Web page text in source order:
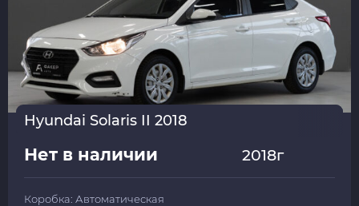
Hyundai Solaris II 2018
Нет в наличии 2018г
Коробка: Автоматическая